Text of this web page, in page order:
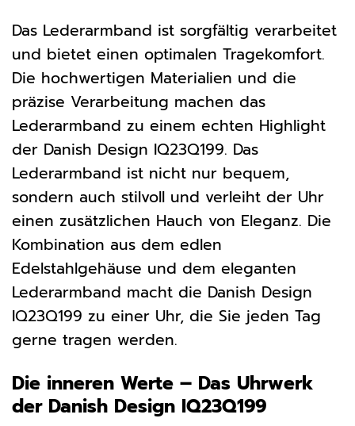
Das Lederarmband ist sorgfältig verarbeitet
und bietet einen optimalen Tragekomfort.
Die hochwertigen Materialien und die
präzise Verarbeitung machen das
Lederarmband zu einem echten Highlight
der Danish Design IQ23Q199. Das
Lederarmband ist nicht nur bequem,
sondern auch stilvoll und verleiht der Uhr
einen zusätzlichen Hauch von Eleganz. Die
Kombination aus dem edlen
Edelstahlgehäuse und dem eleganten
Lederarmband macht die Danish Design
IQ23Q199 zu einer Uhr, die Sie jeden Tag
gerne tragen werden.
Die inneren Werte – Das Uhrwerk
der Danish Design IQ23Q199